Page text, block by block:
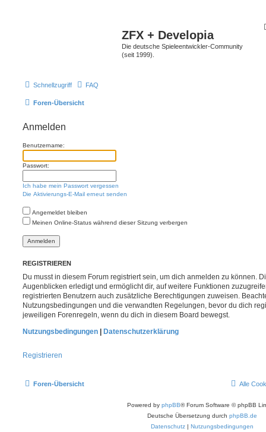
ZFX + Developia
Die deutsche Spieleentwickler-Community
(seit 1999).
Schnellzugriff FAQ
Foren-Übersicht
Anmelden
Benutzername:
Passwort:
Ich habe mein Passwort vergessen
Die Aktivierungs-E-Mail erneut senden
Angemeldet bleiben
Meinen Online-Status während dieser Sitzung verbergen
REGISTRIEREN
Du musst in diesem Forum registriert sein, um dich anmelden zu können.
Augenblicken erledigt und ermöglicht dir, auf weitere Funktionen
registrierten Benutzern auch zusätzliche Berechtigungen zuweisen.
Nutzungsbedingungen und die verwandten Regelungen, bevor du dich
jeweiligen Forenregeln, wenn du dich in diesem Board bewegst.
Nutzungsbedingungen
Datenschutzerklärung
Registrieren
Foren-Übersicht Alle
Powered by phpBB® Forum Software © phpBB
Deutsche Übersetzung durch phpBB.de
Datenschutz | Nutzungsbedingungen